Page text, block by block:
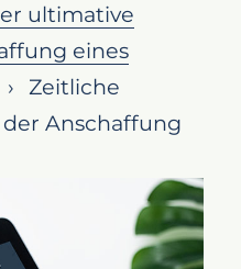
Labrador
ultimative
eines
Zeitliche
Anschaffung